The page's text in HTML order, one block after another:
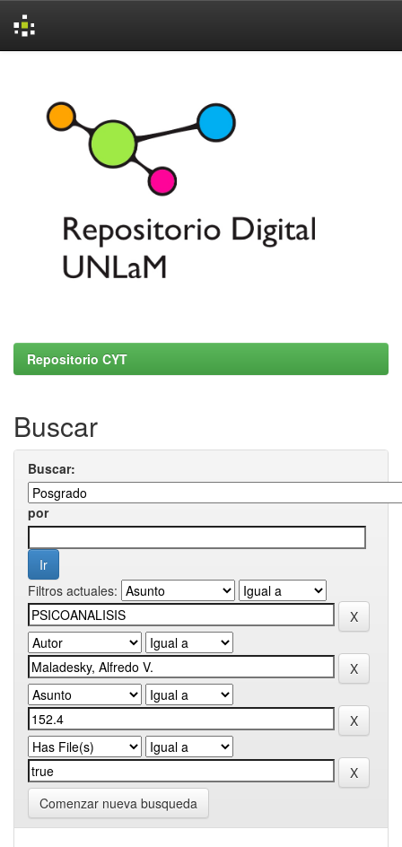
Repositorio CYT
Buscar
Buscar:
por
Filtros actuales:
Comenzar nueva busqueda